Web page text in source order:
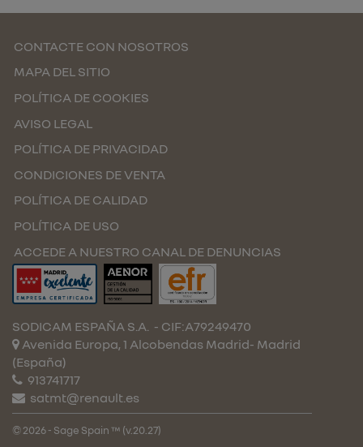
CONTACTE CON NOSOTROS
MAPA DEL SITIO
POLÍTICA DE COOKIES
AVISO LEGAL
POLÍTICA DE PRIVACIDAD
CONDICIONES DE VENTA
POLÍTICA DE CALIDAD
POLÍTICA DE USO
ACCEDE A NUESTRO CANAL DE DENUNCIAS
SODICAM ESPAÑA S.A. - CIF:A79249470
Avenida Europa, 1 Alcobendas Madrid- Madrid
(España)
913741717
satmt@renault.es
© 2026 - Sage Spain ™ (v.20.27)